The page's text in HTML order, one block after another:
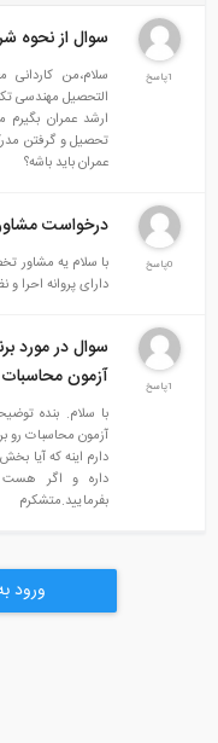
1پاسخ
سوال از نحوه
سلام،من کاردانی
التحصیل مهندسی
ارشد عمران بگیرم
تحصیل و گرفتن
عمران باید باشه؟
0پاسخ
درخواست
با سلام یه مشاور
دارای پروانه احرا و
1پاسخ
سوال در مورد
آزمون محاسبات
با سلام. بنده
آزمون محاسبات رو
داره و اگر هست
بفرمایید.متشکرم
ورود